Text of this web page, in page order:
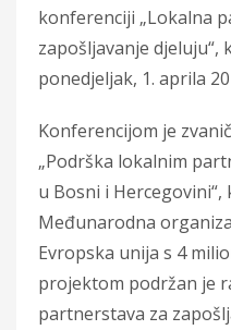
konferenciji „Lokalna
zapošljavanje djeluju“,
ponedjeljak, 1. aprila
Konferencijom je
„Podrška lokalnim
u Bosni i
Međunarodna
Evropska unija s 4
projektom podržan je
partnerstava za